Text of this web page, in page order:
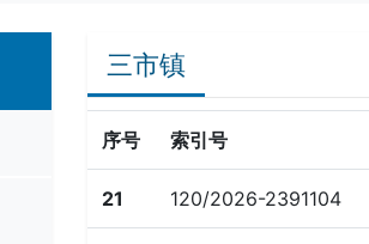
三市镇
序号 索引号
21 120/2026-2391104